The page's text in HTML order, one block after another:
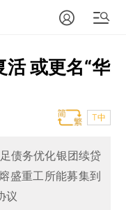
活 或更名“华
T中
债务优化银团续贷
盛重工所能募集到
议